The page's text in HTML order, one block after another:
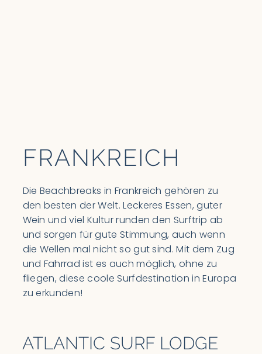
FRANKREICH
Die Beachbreaks in Frankreich gehören zu
den besten der Welt. Leckeres Essen, guter
Wein und viel Kultur runden den Surftrip ab
und sorgen für gute Stimmung, auch wenn
die Wellen mal nicht so gut sind. Mit dem Zug
und Fahrrad ist es auch möglich, ohne zu
fliegen, diese coole Surfdestination in Europa
zu erkunden!
ATLANTIC SURF LODGE